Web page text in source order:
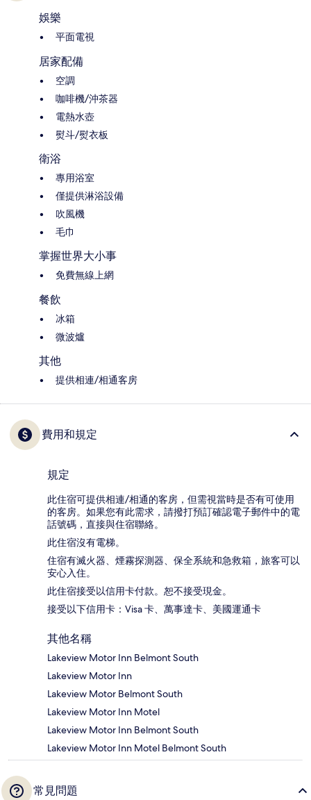
娛樂
平面電視
居家配備
空調
咖啡機/沖茶器
電熱水壺
熨斗/熨衣板
衛浴
專用浴室
僅提供淋浴設備
吹風機
毛巾
掌握世界大小事
免費無線上網
餐飲
冰箱
微波爐
其他
提供相連/相通客房
費用和規定
規定
此住宿可提供相連/相通的客房，但需視當時是否有可使用
的客房。如果您有此需求，請撥打預訂確認電子郵件中的電
話號碼，直接與住宿聯絡。
此住宿沒有電梯。
住宿有滅火器、煙霧探測器、保全系統和急救箱，旅客可以
安心入住。
此住宿接受以信用卡付款。恕不接受現金。
接受以下信用卡：Visa 卡、萬事達卡、美國運通卡
其他名稱
Lakeview Motor Inn Belmont South
Lakeview Motor Inn
Lakeview Motor Belmont South
Lakeview Motor Inn Motel
Lakeview Motor Inn Belmont South
Lakeview Motor Inn Motel Belmont South
常見問題